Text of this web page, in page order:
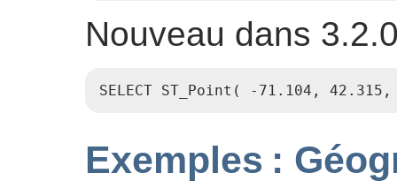
Nouveau dans
SELECT ST_Point( -71.104,
Exemples :